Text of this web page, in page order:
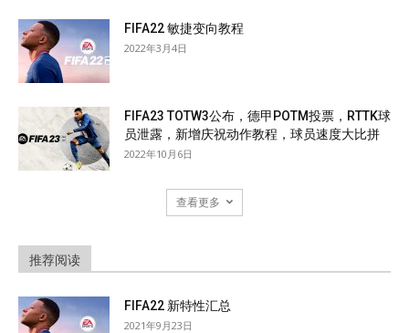
FIFA22 敏捷变向教程
2022年3月4日
FIFA23 TOTW3公布，德甲POTM投票，RTTK球
员泄露，新增庆祝动作教程，球员速度大比拼
2022年10月6日
查看更多
推荐阅读
FIFA22 新特性汇总
2021年9月23日